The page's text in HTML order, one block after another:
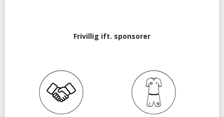
Frivillig ift. sponsorer